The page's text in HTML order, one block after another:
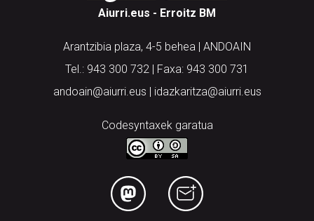
Aiurri.eus - Erroitz BM
Arantzibia plaza, 4-5 behea | ANDOAIN
Tel.: 943 300 732 | Faxa: 943 300 731
andoain@aiurri.eus | idazkaritza@aiurri.eus
Codesyntaxek garatua